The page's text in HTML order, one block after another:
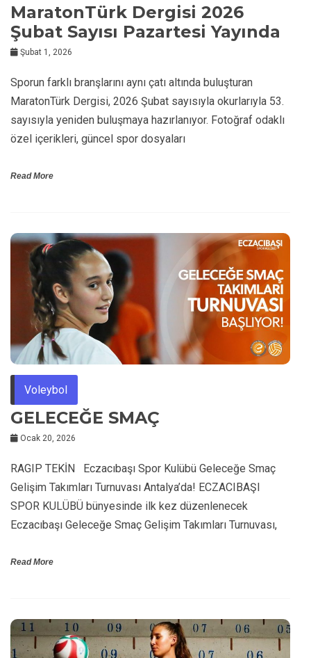
MaratonTürk Dergisi 2026
Şubat Sayısı Pazartesi Yayında
Şubat 1, 2026
Sporun farklı branşlarını aynı çatı altında buluşturan
MaratonTürk Dergisi, 2026 Şubat sayısıyla okurlarıyla 53.
sayısıyla yeniden buluşmaya hazırlanıyor. Fotoğraf odaklı
özel içerikleri, güncel spor dosyaları
Read More
Voleybol
GELECEĞE SMAÇ
Ocak 20, 2026
RAGIP TEKİN Eczacıbaşı Spor Kulübü Geleceğe Smaç
Gelişim Takımları Turnuvası Antalya’da! ECZACIBAŞI
SPOR KULÜBÜ bünyesinde ilk kez düzenlenecek
Eczacıbaşı Geleceğe Smaç Gelişim Takımları Turnuvası,
Read More